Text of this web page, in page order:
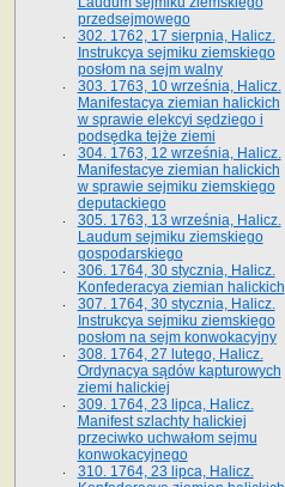
przedsejmowego
302. 1762, 17 sierpnia, Halicz.
Instrukcya sejmiku ziemskiego
posłom na sejm walny
303. 1763, 10 września, Halicz.
Manifestacya ziemian halickich
w sprawie elekcyi sędziego i
podsędka tejże ziemi
304. 1763, 12 września, Halicz.
Manifestacye ziemian halickich
w sprawie sejmiku ziemskiego
deputackiego
305. 1763, 13 września, Halicz.
Laudum sejmiku ziemskiego
gospodarskiego
306. 1764, 30 stycznia, Halicz.
Konfederacya ziemian halickich
307. 1764, 30 stycznia, Halicz.
Instrukcya sejmiku ziemskiego
posłom na sejm konwokacyjny
308. 1764, 27 lutego, Halicz.
Ordynacya sądów kapturowych
ziemi halickiej
309. 1764, 23 lipca, Halicz.
Manifest szlachty halickiej
przeciwko uchwałom sejmu
konwokacyjnego
310. 1764, 23 lipca, Halicz.